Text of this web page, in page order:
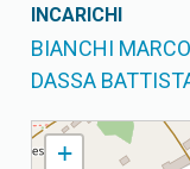
INCARICHI
BIANCHI MARCO
DASSA
COLLIO V.T.
+